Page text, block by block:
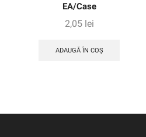
EA/Case
2,05 lei
ADAUGĂ ÎN COȘ